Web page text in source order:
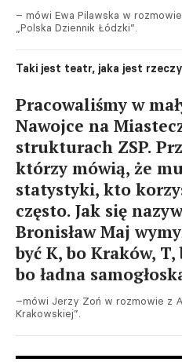
– mówi Ewa Pilawska w
„Polska Dziennik Łódzki”.
Taki jest teatr, jaka jest
Pracowaliśmy w
Nawojce na
strukturach ZSP.
którzy mówią, że
statystyki, kto
często. Jak się
Bronisław Maj
być K, bo Kraków,
bo ładna
–mówi Jerzy Zoń w rozmowie z
Krakowskiej”.